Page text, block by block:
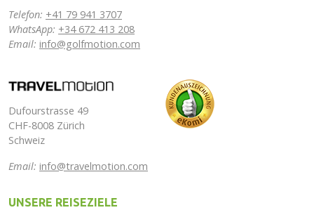
Telefon: +41 79 941 3707
WhatsApp: +34 672 413 208
Email: info@golfmotion.com
Dufourstrasse 49
CHF-8008 Zürich
Schweiz
Email: info@travelmotion.com
UNSERE REISEZIELE